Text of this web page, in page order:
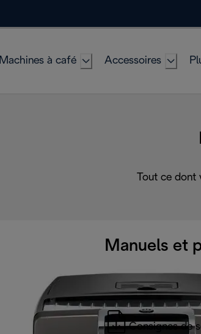
Machines à café Accessoires
Tout ce
Manuels et
Consignes de